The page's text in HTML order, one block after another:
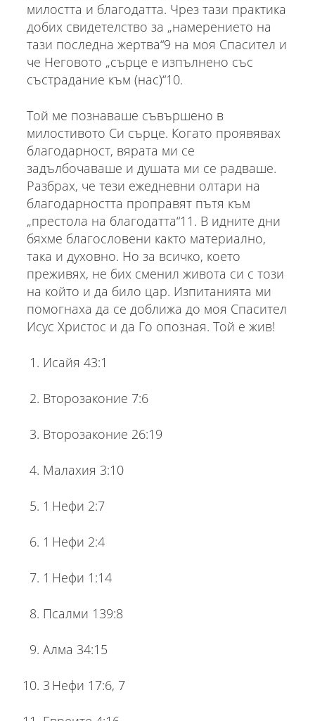
милостта и благодатта. Чрез тази практика
добих свидетелство за „намерението на
тази последна жертва“9 на моя Спасител и
че Неговото „сърце е изпълнено със
състрадание към (нас)“10.
Той ме познаваше съвършено в
милостивото Си сърце. Когато проявявах
благодарност, вярата ми се
задълбочаваше и душата ми се радваше.
Разбрах, че тези ежедневни олтари на
благодарността проправят пътя към
„престола на благодатта“11. В идните дни
бяхме благословени както материално,
така и духовно. Но за всичко, което
преживях, не бих сменил живота си с този
на който и да било цар. Изпитанията ми
помогнаха да се доближа до моя Спасител
Исус Христос и да Го опозная. Той е жив!
Исайя 43:1
Второзаконие 7:6
Второзаконие 26:19
Малахия 3:10
1 Нефи 2:7
1 Нефи 2:4
1 Нефи 1:14
Псалми 139:8
Алма 34:15
3 Нефи 17:6, 7